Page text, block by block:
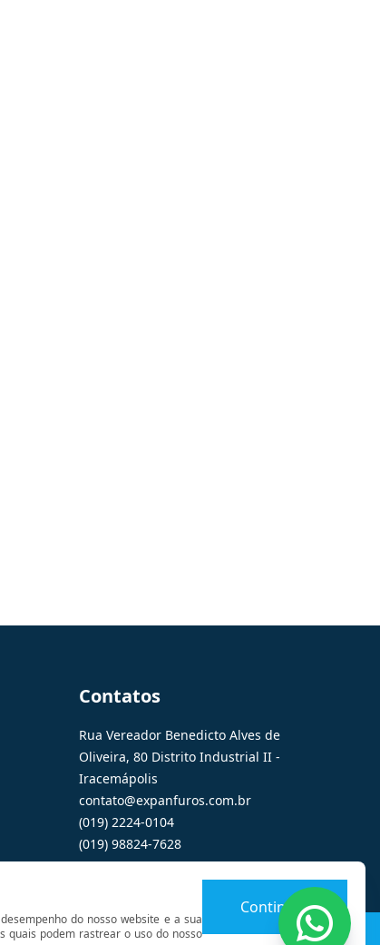
do nosso website e a sua
quais podem rastrear o uso do nosso
Continuar
Contatos
Rua Vereador Benedicto Alves de
Oliveira, 80 Distrito Industrial II -
Iracemápolis
contato@expanfuros.com.br
(019) 2224-0104
(019) 98824-7628